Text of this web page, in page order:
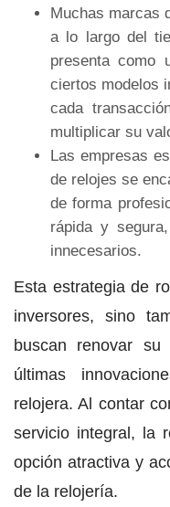
Muchas marcas
a lo largo del
presenta como
ciertos modelos
cada
multiplicar su
Las empresas
de relojes se
de forma
rápida y
innecesarios.
Esta estrategia de
inversores, sino
buscan renovar
últimas
relojera. Al contar
servicio integral, la
opción atractiva y
de la relojería.